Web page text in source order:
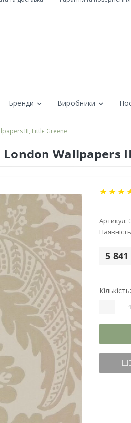
Бренди Виробники
III, Little Greene
Wallpapers
Артикул:
5 841
Кількість:
-